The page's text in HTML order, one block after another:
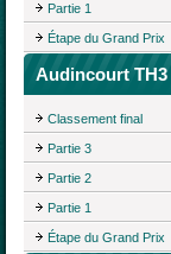
Partie 1
Étape du Grand Prix
Audincourt TH3
Classement final
Partie 3
Partie 2
Partie 1
Étape du Grand Prix